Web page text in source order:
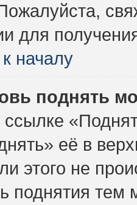
для
началу
поднять
её в
этого не
поднятия тем